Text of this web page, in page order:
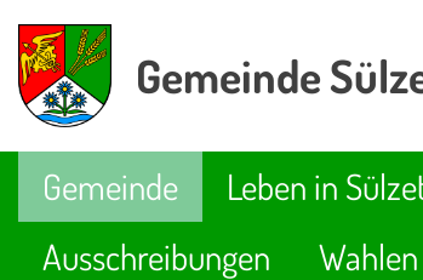
Gemeinde
Gemeinde Leben in
Ausschreibungen
Wahlen